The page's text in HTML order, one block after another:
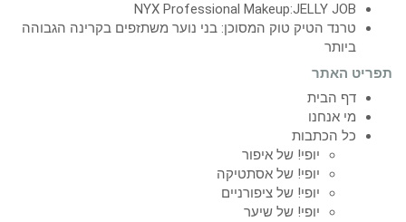
NYX Professional Makeup:JELLY JOB
טרנד הטיק טוק המסוכן: בני נוער משתזפים בקרינה הגבוהה
ביותר
תפריט האתר
דף הבית
מי אנחנו
כל הכתבות
יופי! של איפור
יופי! של אסתטיקה
יופי! של ציפורניים
יופי! של שיער